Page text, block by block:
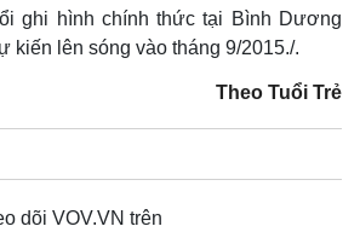
ghi hình chính thức tại Bình Dương
kiến lên sóng vào tháng 9/2015./.
Theo Tuổi Trẻ
dõi VOV.VN trên